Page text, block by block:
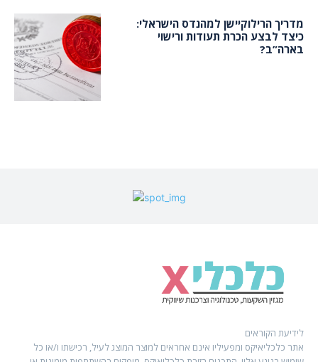
מדריך הרילוקיישן למהנדס הישראלי:
כיצד לבצע הכרת תעודות ורישוי
בארה”ב?
לידיעת הקוראים
אתר כלכליאיקס ומפעיליו אינם אחראים למוצר המוצג לעיל, רכישתו ו/או כל